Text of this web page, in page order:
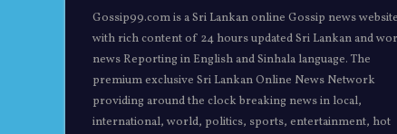
Gossip99.com is a Sri Lankan online Gossip news website
with rich content of 24 hours updated Sri Lankan and
news Reporting in English and Sinhala language. The
premium exclusive Sri Lankan Online News Network
providing around the clock breaking news in local,
international, world, politics, sports, entertainment, hot